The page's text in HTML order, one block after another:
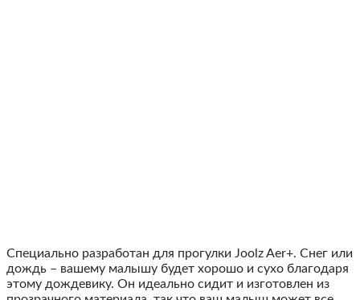
Специально разработан для прогулки Joolz Aer+. Снег или
дождь – вашему малышу будет хорошо и сухо благодаря
этому дождевику. Он идеально сидит и изготовлен из